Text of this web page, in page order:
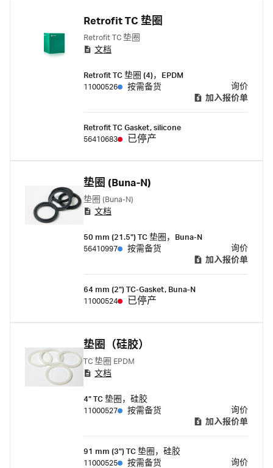
Retrofit TC 垫圈
Retrofit TC 垫圈
文档
Retrofit TC 垫圈 (4)，EPDM
11000526
按需备货
询价
加入报价单
Retrofit TC Gasket, silicone
56410683
已停产
垫圈 (Buna-N)
垫圈 (Buna-N)
文档
50 mm (21.5") TC 垫圈，Buna-N
56410997
按需备货
询价
加入报价单
64 mm (2") TC-Gasket, Buna-N
11000524
已停产
垫圈（硅胶）
TC 垫圈 EPDM
文档
4" TC 垫圈，硅胶
11000527
按需备货
询价
加入报价单
91 mm (3") TC 垫圈，硅胶
11000525
按需备货
询价